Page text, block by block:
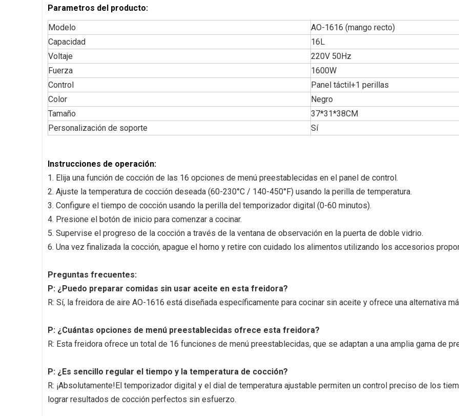
Parametros del producto:
Modelo
AO-1616 (mango recto)
Capacidad
16L
Voltaje
220V 50Hz
Fuerza
1600W
Control
Panel táctil+1 perillas
Color
Negro
Tamaño
37*31*38CM
Personalización de soporte
Sí
Instrucciones de operación:
1. Elija una función de cocción de las 16 opciones de menú preestablecidas en el panel de control.
2. Ajuste la temperatura de cocción deseada (60-230°C / 140-450°F) usando la perilla de temperatura.
3. Configure el tiempo de cocción usando la perilla del temporizador digital (0-60 minutos).
4. Presione el botón de inicio para comenzar a cocinar.
5. Supervise el progreso de la cocción a través de la ventana de observación en la puerta de doble vidrio.
6. Una vez finalizada la cocción, apague el horno y retire con cuidado los alimentos utilizando los accesorios
Preguntas frecuentes:
P: ¿Puedo preparar comidas sin usar aceite en esta freidora?
R: Sí, la freidora de aire AO-1616 está diseñada específicamente para cocinar sin aceite y ofrece una alternativa
P: ¿Cuántas opciones de menú preestablecidas ofrece esta freidora?
R: Esta freidora ofrece un total de 16 funciones de menú preestablecidas, que se adaptan a una amplia gama de
P: ¿Es sencillo regular el tiempo y la temperatura de cocción?
R: ¡Absolutamente!El temporizador digital y el dial de temperatura ajustable permiten un control preciso de los
lograr resultados de cocción perfectos sin esfuerzo.